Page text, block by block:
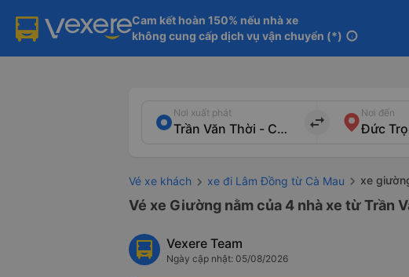
Cam kết hoàn 150% nếu nhà xe
không cung cấp dịch vụ vận chuyển (*) info
Nơi xuất phát
import_export
Nơi đến
Vé xe khách xe đi Lâm Đồng từ Cà Mau xe
Vé xe Giường nằm của 4 nhà xe từ Trần
Vexere Team
Ngày cập nhật: 05/08/2026